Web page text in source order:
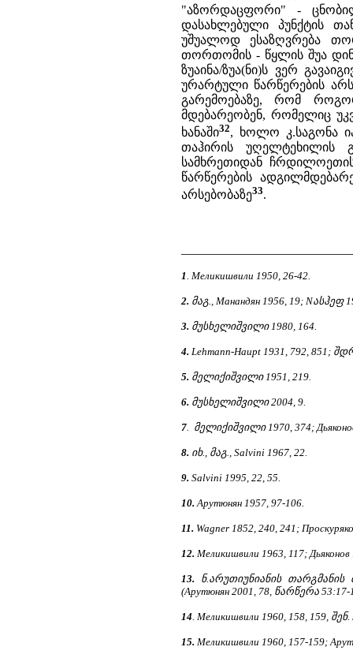
"აზორდაცფორი" -
დასახლებული პუნქტის
უშუალოდ ესაზღვრება
თორთომის - წყლის შუა
ზუაინა/ზუა(ნი)ს ვერ
ურარტული წარწერების
გარემოებაზე, რომ
მდებარეობენ, რომელიც
ხანაში32, ხოლო კ.საგონა
თაჰირის უღელტეხილის
სამხრეთიდან
წარწერების
არსებობაზე33.
1 . Меликишвили 1950, 26-42.
2. მაგ., Mанандян 1956, 19; Nასჰეფ
3. მუსხელიშვილი 1980, 164.
4. Lehmann-Haupt 1931, 792, 851;
5. მელიქიშვილი 1951, 219.
6. მუსხელიშვილი 2004, 9.
7 . მელიქიშვილი 1970, 374;
8. იხ., მაგ., Salvini 1967, 22.
9. Salvini 1995, 22, 55.
10. Арутюнян 1957, 97-106.
11. Wagner 1852, 240, 241;
12. Meликишвили 1963, 117;
13. ნ.არუთიუნიანის თარგმანის
(Арутюнян 2001, 78, წარწერა 53:17-
14 . Меликишвили 1960, 158, 159, შენ.
15. Меликишвили 1960, 157-159;